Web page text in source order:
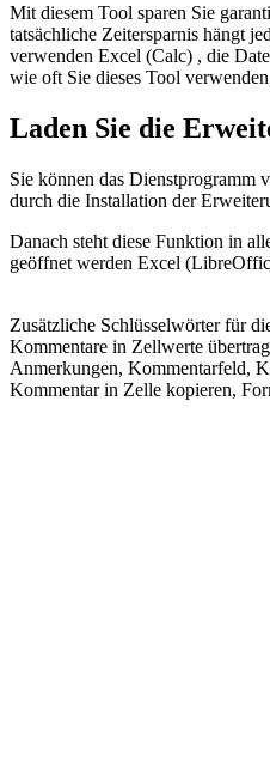
Mit diesem Tool sparen Sie
tatsächliche Zeitersparnis hängt
verwenden Excel (Calc) , die
wie oft Sie dieses Tool
Laden Sie die
Sie können das Dienstprogramm
durch die Installation der
Danach steht diese Funktion in
geöffnet werden Excel
Zusätzliche Schlüsselwörter für
Kommentare in Zellwerte
Anmerkungen, Kommentarfeld,
Kommentar in Zelle kopieren,